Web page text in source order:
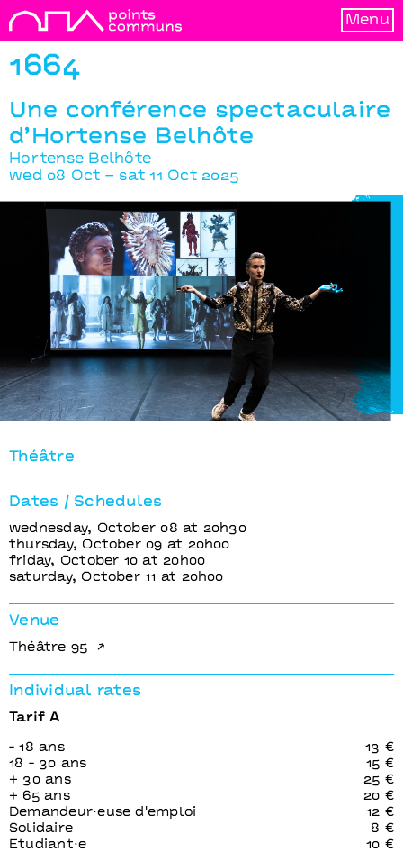
Menu
1664
Une conférence spectaculaire
d’Hortense Belhôte
Hortense Belhôte
wed 08 Oct – sat 11 Oct 2025
Belhôte
1664
Théâtre
Dates / Schedules
wednesday, October 08 at 20h30
thursday, October 09 at 20h00
friday, October 10 at 20h00
saturday, October 11 at 20h00
Venue
Théâtre 95
Individual rates
Tarif A
- 18 ans
13 €
18 - 30 ans
15 €
+ 30 ans
25 €
+ 65 ans
20 €
Demandeur⋅euse d'emploi
12 €
Solidaire
8 €
Etudiant⋅e
10 €